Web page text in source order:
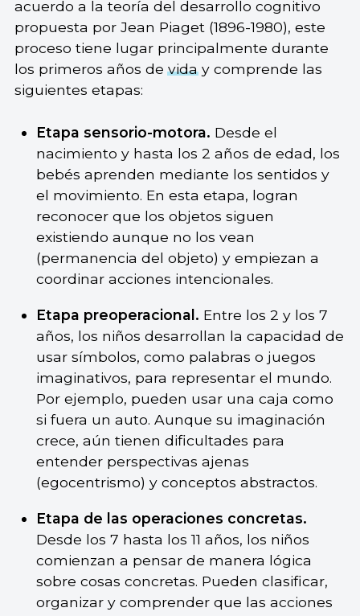
acuerdo a la teoría del desarrollo cognitivo
propuesta por Jean Piaget (1896-1980), este
proceso tiene lugar principalmente durante
los primeros años deviday comprende las
siguientes etapas:
Etapa sensorio-motora. Desde el
nacimiento y hasta los 2 años de edad, los
bebés aprenden mediante los sentidos y
el movimiento. En esta etapa, logran
reconocer que los objetos siguen
existiendo aunque no los vean
(permanencia del objeto) y empiezan a
coordinar acciones intencionales.
Etapa preoperacional. Entre los 2 y los 7
años, los niños desarrollan la capacidad de
usar símbolos, como palabras o juegos
imaginativos, para representar el mundo.
Por ejemplo, pueden usar una caja como
si fuera un auto. Aunque su imaginación
crece, aún tienen dificultades para
entender perspectivas ajenas
(egocentrismo) y conceptos abstractos.
Etapa de las operaciones concretas.
Desde los 7 hasta los 11 años, los niños
comienzan a pensar de manera lógica
sobre cosas concretas. Pueden clasificar,
organizar y comprender que las acciones